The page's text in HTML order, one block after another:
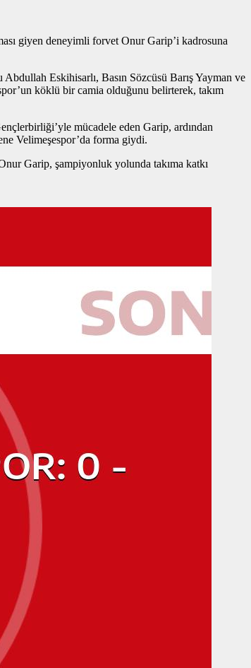
giyen deneyimli forvet Onur Garip’i kadrosuna
Eskihisarlı, Basın Sözcüsü Barış Yayman ve
köklü bir camia olduğunu belirterek, takım
mücadele eden Garip, ardından
Velimeşespor’da forma giydi.
Garip, şampiyonluk yolunda takıma katkı